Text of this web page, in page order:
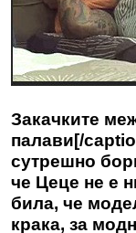
Закачките
палави[/
сутрешно
че Цеце не е
била, че
крака, за